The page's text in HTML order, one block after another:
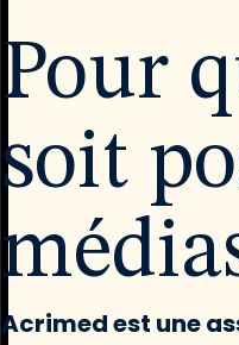
Pour
soit
Acrimed est une